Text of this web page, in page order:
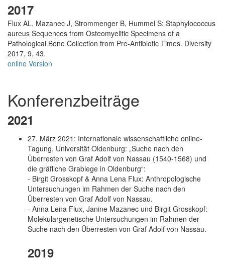
2017
Flux AL, Mazanec J, Strommenger B, Hummel S: Staphylococcus
aureus Sequences from Osteomyelitic Specimens of a
Pathological Bone Collection from Pre-Antibiotic Times. Diversity
2017, 9, 43.
online Version
Konferenzbeiträge
2021
27. März 2021: Internationale wissenschaftliche online-
Tagung, Universität Oldenburg: „Suche nach den
Überresten von Graf Adolf von Nassau (1540-1568) und
die gräfliche Grablege in Oldenburg“:
- Birgit Grosskopf & Anna Lena Flux: Anthropologische
Untersuchungen im Rahmen der Suche nach den
Überresten von Graf Adolf von Nassau.
- Anna Lena Flux, Janine Mazanec und Birgit Grosskopf:
Molekulargenetische Untersuchungen im Rahmen der
Suche nach den Überresten von Graf Adolf von Nassau.
2019